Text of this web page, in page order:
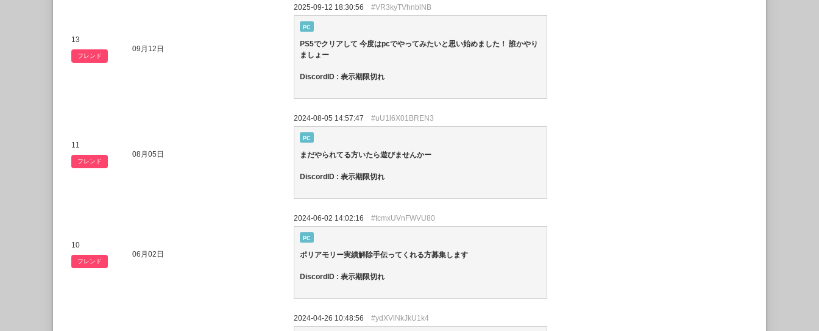
13
フレンド
09月12日
2025-09-12 18:30:56 #VR3kyTVhnblNB
PC
PS5でクリアして 今度はpcでやってみたいと思い始めました！ 誰かやり
ましょー
DiscordID : 表示期限切れ
11
フレンド
08月05日
2024-08-05 14:57:47 #uU1l6X01BREN3
PC
まだやられてる方いたら遊びませんかー
DiscordID : 表示期限切れ
10
フレンド
06月02日
2024-06-02 14:02:16 #tcmxUVnFWVU80
PC
ポリアモリー実績解除手伝ってくれる方募集します
DiscordID : 表示期限切れ
2024-04-26 10:48:56 #ydXVlNkJkU1k4